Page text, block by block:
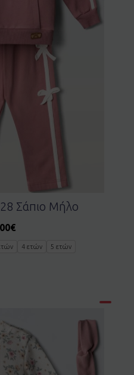
Σάπιο Μήλο
€
4 ετών
5 ετών